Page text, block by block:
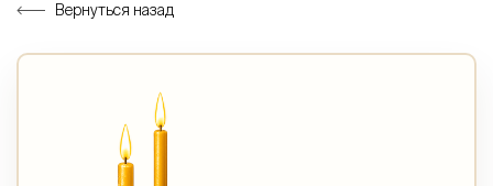
Вернуться назад